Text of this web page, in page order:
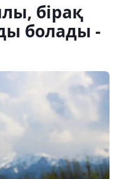
бірақ
болады -